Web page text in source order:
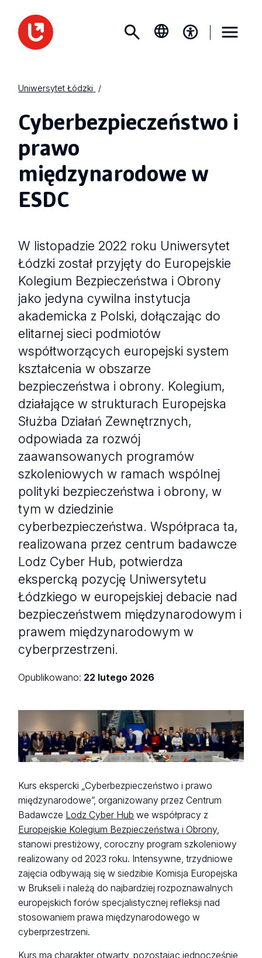
Uniwersytet Łódzki
Cyberbezpieczeństwo i
prawo
międzynarodowe w
ESDC
W listopadzie 2022 roku Uniwersytet
Łódzki został przyjęty do Europejskie
Kolegium Bezpieczeństwa i Obrony
jako jedyna cywilna instytucja
akademicka z Polski, dołączając do
elitarnej sieci podmiotów
współtworzących europejski system
kształcenia w obszarze
bezpieczeństwa i obrony. Kolegium,
działające w strukturach Europejska
Służba Działań Zewnętrznych,
odpowiada za rozwój
zaawansowanych programów
szkoleniowych w ramach wspólnej
polityki bezpieczeństwa i obrony, w
tym w dziedzinie
cyberbezpieczeństwa. Współpraca ta,
realizowana przez centrum badawcze
Lodz Cyber Hub, potwierdza
ekspercką pozycję Uniwersytetu
Łódzkiego w europejskiej debacie nad
bezpieczeństwem międzynarodowym i
prawem międzynarodowym w
cyberprzestrzeni.
Opublikowano: 22 lutego 2026
Kurs ekspercki „Cyberbezpieczeństwo i prawo
międzynarodowe”, organizowany przez Centrum
Badawcze Lodz Cyber Hub we współpracy z
Europejskie Kolegium Bezpieczeństwa i Obrony,
stanowi prestiżowy, coroczny program szkoleniowy
realizowany od 2023 roku. Intensywne, trzydniowe
zajęcia odbywają się w siedzibie Komisja Europejska
w Brukseli i należą do najbardziej rozpoznawalnych
europejskich forów specjalistycznej refleksji nad
stosowaniem prawa międzynarodowego w
cyberprzestrzeni.
Kurs ma charakter otwarty, pozostając jednocześnie